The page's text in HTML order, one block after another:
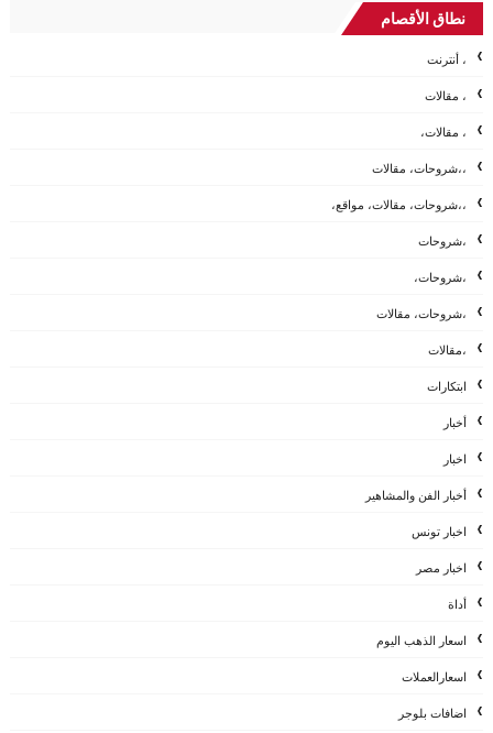
نطاق الأقصام
، أنترنت
، مقالات
، مقالات،
،،شروحات، مقالات
،،شروحات، مقالات، مواقع،
،شروحات
،شروحات،
،شروحات، مقالات
،مقالات
ابتكارات
أخبار
اخبار
أخبار الفن والمشاهير
اخبار تونس
اخبار مصر
أداة
اسعار الذهب اليوم
اسعارالعملات
اضافات بلوجر